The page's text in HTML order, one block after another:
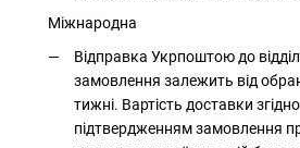
Міжнародна
Відправка Укрпоштою до
замовлення залежить від
тижні. Вартість доставки
підтвердженням замовлення